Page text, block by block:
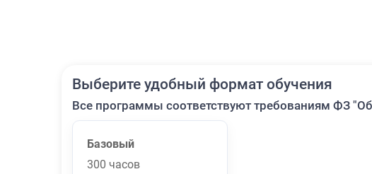
Выберите удобный формат обучения
Все программы соответствуют требованиям ФЗ
Базовый
300 часов